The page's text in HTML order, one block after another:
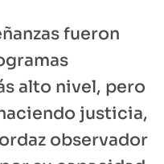
fueron
alto nivel, pero
justicia,
observador